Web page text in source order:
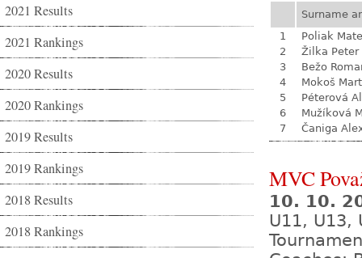
2021 Results
2021 Rankings
2020 Results
2020 Rankings
2019 Results
2019 Rankings
2018 Results
2018 Rankings
Surname
1
Poliak
2
Žilka Peter
3
Bežo
4
Mokoš
5
Péterová
6
Mužíková
7
Čaniga
MVC
10. 10.
U11, U13,